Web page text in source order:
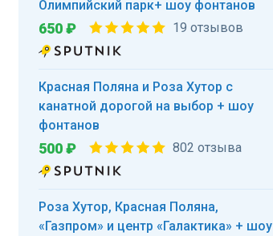
Олимпийский парк+ шоу фонтанов
650 ₽ 19 отзывов
Красная Поляна и Роза Хутор с
канатной дорогой на выбор + шоу
фонтанов
500 ₽ 802 отзыва
Роза Хутор, Красная Поляна,
«Газпром» и центр «Галактика» + шоу